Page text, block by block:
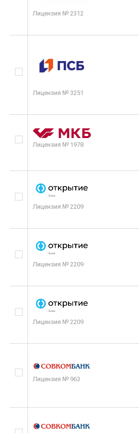
Лицензия № 2312
Лицензия № 3251
Лицензия № 1978
Лицензия № 2209
Лицензия № 2209
Лицензия № 2209
Лицензия № 963